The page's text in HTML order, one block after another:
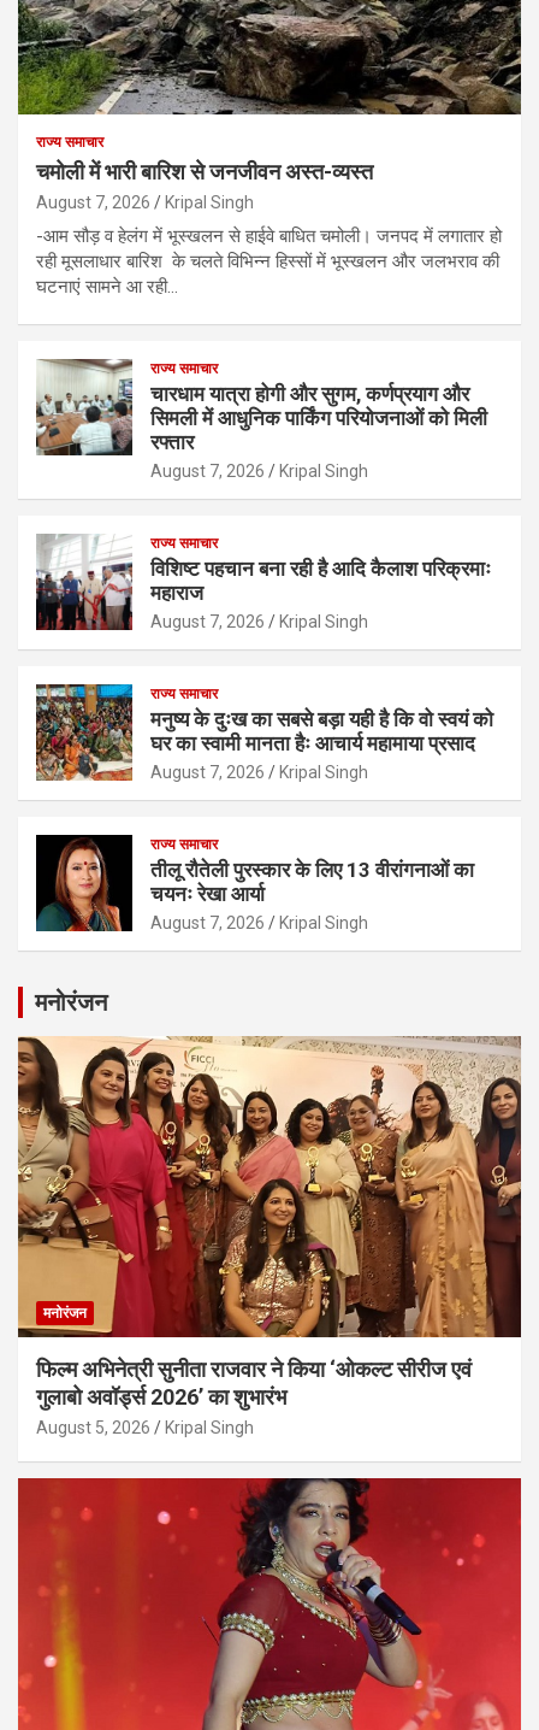
राज्य समाचार
चमोली में भारी बारिश से जनजीवन अस्त-व्यस्त
August 7, 2026 Kripal Singh
-आम सौड़ व हेलंग में भूस्खलन से हाईवे बाधित चमोली। जनपद में लगातार हो
रही मूसलाधार बारिश के चलते विभिन्न हिस्सों में भूस्खलन और जलभराव की
घटनाएं सामने आ रही…
राज्य समाचार
चारधाम यात्रा होगी और सुगम, कर्णप्रयाग और
सिमली में आधुनिक पार्किंग परियोजनाओं को मिली
रफ्तार
August 7, 2026 Kripal Singh
राज्य समाचार
विशिष्ट पहचान बना रही है आदि कैलाश परिक्रमाः
महाराज
August 7, 2026 Kripal Singh
राज्य समाचार
मनुष्य के दुःख का सबसे बड़ा यही है कि वो स्वयं को
घर का स्वामी मानता हैः आचार्य महामाया प्रसाद
August 7, 2026 Kripal Singh
राज्य समाचार
तीलू रौतेली पुरस्कार के लिए 13 वीरांगनाओं का
चयनः रेखा आर्या
August 7, 2026 Kripal Singh
मनोरंजन
मनोरंजन
फिल्म अभिनेत्री सुनीता राजवार ने किया ‘ओकल्ट सीरीज एवं
गुलाबो अवॉर्ड्स 2026’ का शुभारंभ
August 5, 2026 Kripal Singh